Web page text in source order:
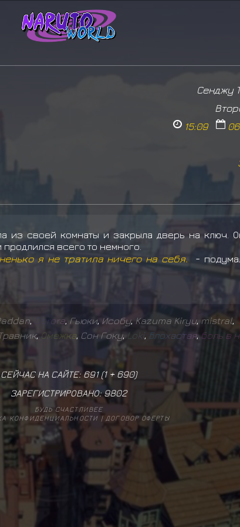
Сенджу
15:09
из своей комнаты и закрыла дверь на ключ.
всего то немного.
я не тратила ничего на себя. -
or ora ,Гьюки, Исобу, Kazuma Kiryu, mistral
, Омежка Сон Гоку,L oki, Блохастая,боль в н
СЕЙЧАС НА САЙТЕ: 691 (1+ 690)
ЗАРЕГИСТРИРОВАНО:9802
БУДЬ СЧАСТЛИВЕЕ
КОНФИДЕНЦИАЛЬНОСТИ |ДОГОВОР ОФЕРТЫ